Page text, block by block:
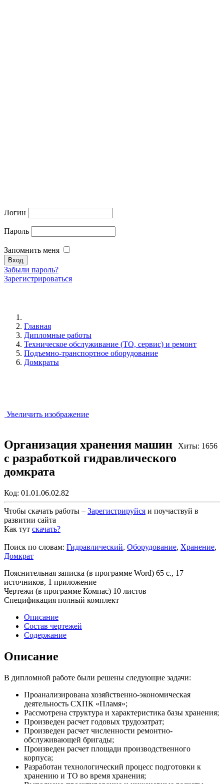
Логин
Пароль
Запомнить меня
Забыли пароль?
Зарегистрироваться
Главная
Дипломные работы
Техническое обслуживание (ТО, сервис) и ремонт
Подъемно-транспортное оборудование
Домкраты
Увеличить изображение
Хиты: 1656
Организация хранения машин
с разработкой гидравлического
домкрата
Код: 01.01.06.02.82
Чтобы скачать работы – Зарегистрируйся и поучаствуй в
развитии сайта
Как тут скачать?
Поиск по словам: Гидравлический, Оборудование, Хранение,
Домкрат
Пояснительная записка (в программе Word) 65 с., 17
источников, 1 приложение
Чертежи (в программе Компас) 10 листов
Спецификация полный комплект
Описание
Состав чертежей
Содержание
Описание
В дипломной работе были решены следующие задачи:
Проанализирована хозяйственно-экономическая
деятельность СХПК «Пламя»;
Рассмотрена структура и характеристика базы хранения;
Произведен расчет годовых трудозатрат;
Произведен расчет численности ремонтно-
обслуживающей бригады;
Произведен расчет площади производственного
корпуса;
Разработан технологический процесс подготовки к
хранению и ТО во время хранения;